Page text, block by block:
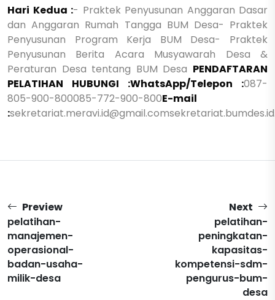
Hari Kedua :- Praktek Penyusunan Anggaran Dasar
dan Anggaran Rumah Tangga BUM Desa- Praktek
Penyusunan Program Kerja BUM Desa- Praktek
Penyusunan Berita Acara Musyawarah Desa &
Peraturan Desa tentang BUM Desa PENDAFTARAN
PELATIHAN HUBUNGI :WhatsApp/Telepon :087-
805-900-800085-772-900-800E-mail
:sekretariat.meravi.id@gmail.com
Preview
pelatihan-
manajemen-
operasional-
badan-usaha-
milik-desa
Next
pelatihan-
peningkatan-
kapasitas-
kompetensi-sdm-
pengurus-bum-
desa